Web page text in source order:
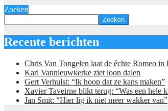
Zoeken
Zoeken
Recente berichten
Chris Van Tongelen laat de échte Romeo in
Karl Vannieuwkerke ziet loon dalen
Gert Verhulst: “Ik hoop dat ze kans maken”
Xavier Taveirne blikt terug: “Was een hele
Jan Smit: “Hier lig ik niet meer wakker van”